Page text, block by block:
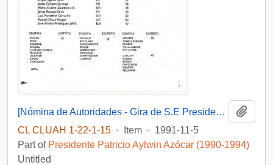
[Nómina de Autoridades - Gira de S.E Presidente de la República Don Patricio Aylwin Azocar a la VII Región del Maule].
CL CLUAH 1-22-1-15 · Item · 1991-11-5
Part of Presidente Patricio Aylwin Azócar (1990-1994)
Untitled